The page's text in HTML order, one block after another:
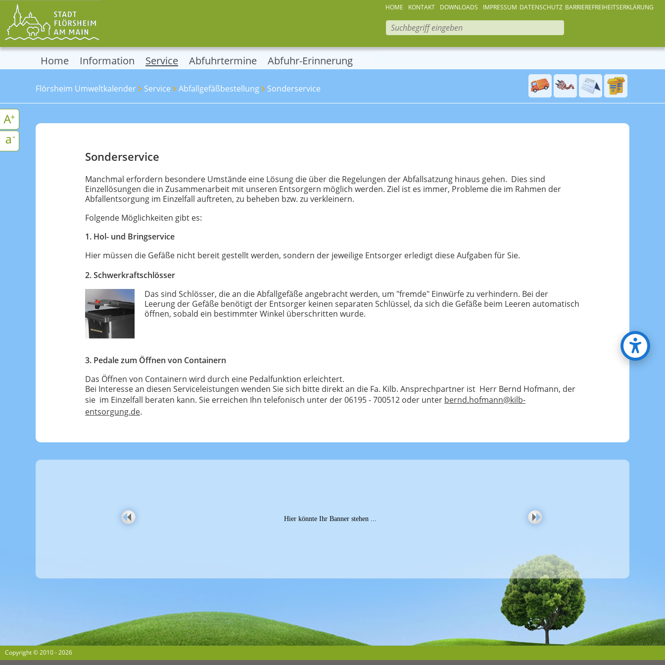
Home Information Service Abfuhrtermine Abfuhr-Erinnerung
HOME KONTAKT DOWNLOADS IMPRESSUM DATENSCHUTZ BARRIEREFREIHEITSERKLÄRUNG
Flörsheim Umweltkalender Service Abfallgefäßbestellung Sonderservice
Sonderservice
Manchmal erfordern besondere Umstände eine Lösung die über die Regelungen der Abfallsatzung hinaus gehen. Dies sind
Einzellösungen die in Zusammenarbeit mit unseren Entsorgern möglich werden. Ziel ist es immer, Probleme die im Rahmen der
Abfallentsorgung im Einzelfall auftreten, zu beheben bzw. zu verkleinern.
Folgende Möglichkeiten gibt es:
1. Hol- und Bringservice
Hier müssen die Gefäße nicht bereit gestellt werden, sondern der jeweilige Entsorger erledigt diese Aufgaben für Sie.
2. Schwerkraftschlösser
Das sind Schlösser, die an die Abfallgefäße angebracht werden, um "fremde" Einwürfe zu verhindern. Bei der
Leerung der Gefäße benötigt der Entsorger keinen separaten Schlüssel, da sich die Gefäße beim Leeren automatisch
öffnen, sobald ein bestimmter Winkel überschritten wurde.
3. Pedale zum Öffnen von Containern
Das Öffnen von Containern wird durch eine Pedalfunktion erleichtert.
Bei Interesse an diesen Serviceleistungen wenden Sie sich bitte direkt an die Fa. Kilb. Ansprechpartner ist Herr Bernd Hofmann, der
sie im Einzelfall beraten kann. Sie erreichen Ihn telefonisch unter der 06195 - 700512 oder unter bernd.hofmann@kilb-
entsorgung.de.
Hier könnte Ihr Banner stehen ...
Copyright © 2010 - 2026